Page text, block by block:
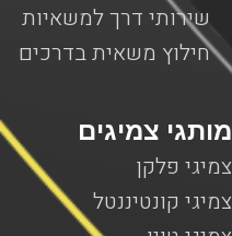
שירותי דרך למשאיות
חילוץ משאית בדרכים
מותגי צמיגים
צמיגי פלקן
צמיגי קונטיננטל